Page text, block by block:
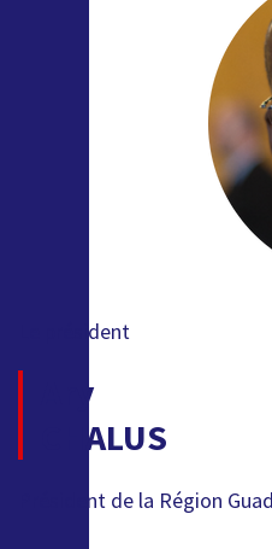
Le président
Ary
CHALUS
Président de la Région